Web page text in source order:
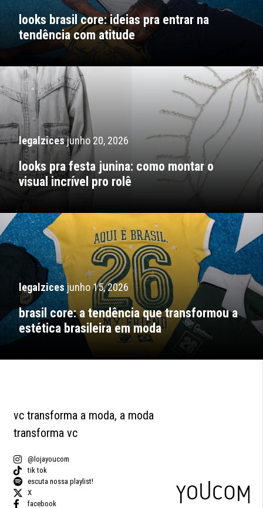
looks brasil core: ideias pra entrar na
tendência com atitude
legalzicesjunho 20, 2026
looks pra festa junina: como montar o
visual incrível pro rolê
legalzicesjunho 15, 2026
brasil core: a tendência que transformou a
estética brasileira em moda
vc transforma a moda, a moda
transforma vc
@lojayoucom
tik tok
escuta nossa playlist!
X
facebook